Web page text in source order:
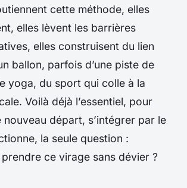
cette méthode, elles
elles lèvent les barrières
elles construisent du lien
ballon, parfois d’une piste de
yoga, du sport qui colle à la
Voilà déjà l’essentiel, pour
nouveau départ, s’intégrer par le
la seule question :
ce virage sans dévier ?